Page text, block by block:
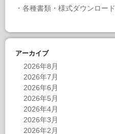
・ 各種書類・様式ダウンロード
アーカイブ
2026年8月
2026年7月
2026年6月
2026年5月
2026年4月
2026年3月
2026年2月